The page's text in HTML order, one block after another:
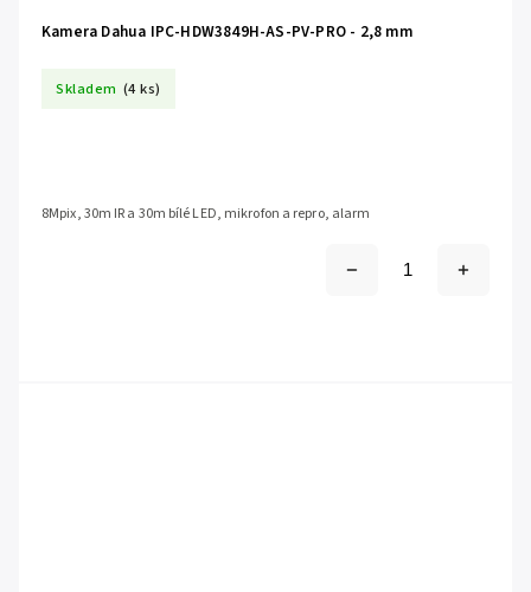
Kamera Dahua IPC-HDW3849H-AS-PV-PRO - 2,8 mm
Skladem (4 ks)
8Mpix, 30m IR a 30m bílé LED, mikrofon a repro, alarm